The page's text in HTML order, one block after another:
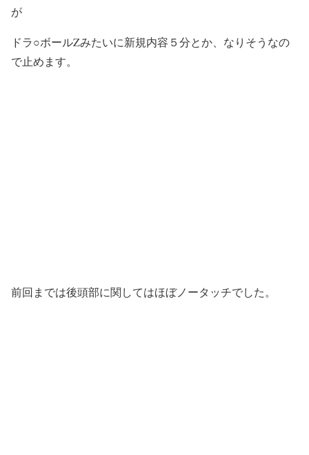
が
ドラ○ボールZみたいに新規内容５分とか、なりそうなの
で止めます。
前回までは後頭部に関してはほぼノータッチでした。